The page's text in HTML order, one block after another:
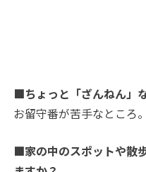
■ちょっと「ざんねん」
お留守番が苦手なところ。
■家の中のスポットや散